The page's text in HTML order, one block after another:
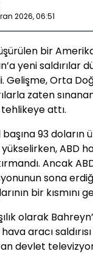
2026, 06:51
bir
yeni saldırılar
Gelişme, Orta
zaten
attı.
93 doların
yükselirken, ABD
Ancak
sona
bir kısmını
olarak
hava aracı
devlet